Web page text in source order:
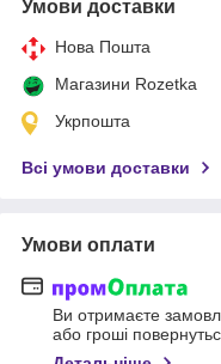
Умови доставки
Нова Пошта
Магазини Rozetka
Укрпошта
Всі умови доставки
Умови оплати
Ви отримаєте
або гроші